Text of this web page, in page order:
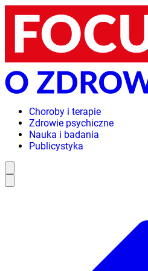
Choroby i terapie
Zdrowie psychiczne
Nauka i badania
Publicystyka